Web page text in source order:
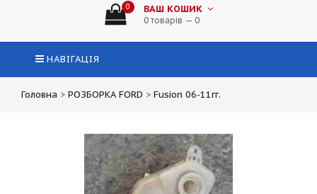
0 ВАШ КОШИК
0 товарів — 0
НАВІГАЦІЯ
Головна > РОЗБОРКА FORD > Fusion 06-11гг.